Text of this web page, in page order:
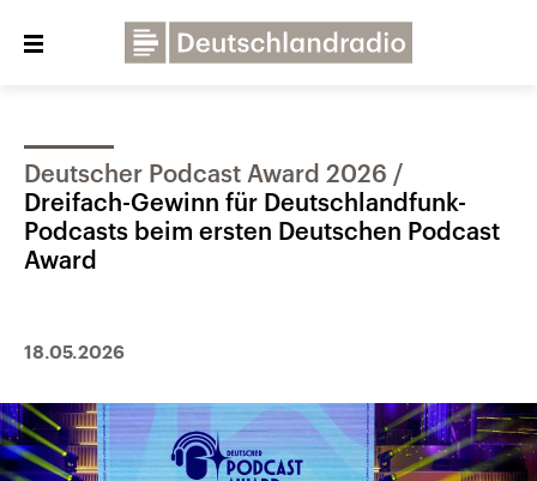
Close
Deutschlandfunk Nova
Über uns Programme Presse
Dialog und Kontakt Veranstaltungen
Deutscher Podcast Award 2026
Dreifach-Gewinn für Deutschlandfunk-
Podcasts beim ersten Deutschen Podcast
Award
18.05.2026